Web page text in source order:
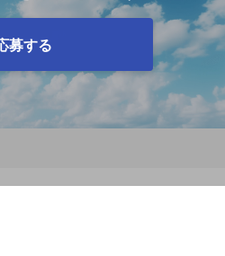
募する